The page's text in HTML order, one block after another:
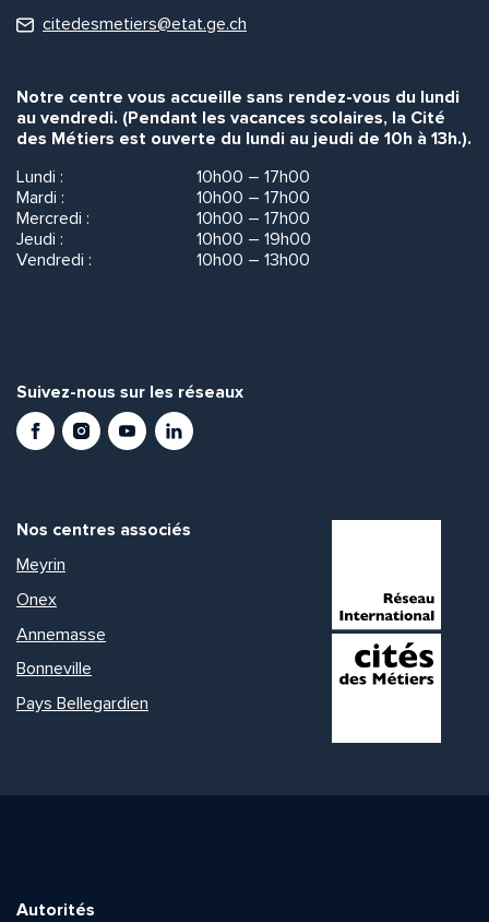
citedesmetiers@etat.ge.ch
Notre centre vous accueille sans rendez-vous du lundi
au vendredi. (Pendant les vacances scolaires, la Cité
des Métiers est ouverte du lundi au jeudi de 10h à 13h.).
Lundi :
10h00 – 17h00
Mardi :
10h00 – 17h00
Mercredi :
10h00 – 17h00
Jeudi :
10h00 – 19h00
Vendredi :
10h00 – 13h00
Suivez-nous sur les réseaux
FacebookInstagramYoutubeLinkedIn
Nos centres associés
Meyrin
Onex
Annemasse
Bonneville
Pays Bellegardien
Autorités